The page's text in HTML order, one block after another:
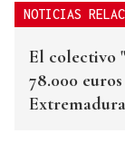
NOTICIAS
El colectivo
78.000